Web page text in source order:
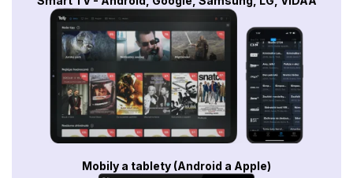
Mobily a tablety (Android a Apple)